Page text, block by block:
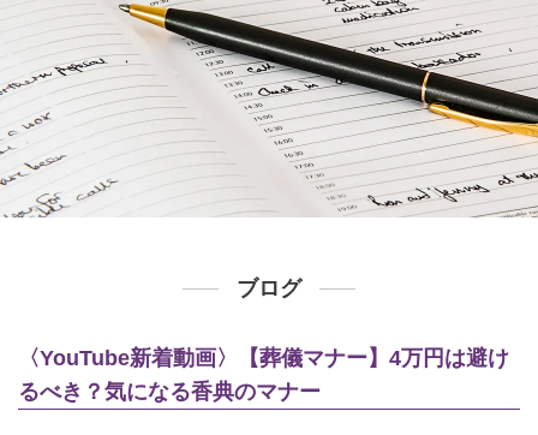
ブログ
〈YouTube新着動画〉【葬儀マナー】4万円は避け
るべき？気になる香典のマナー